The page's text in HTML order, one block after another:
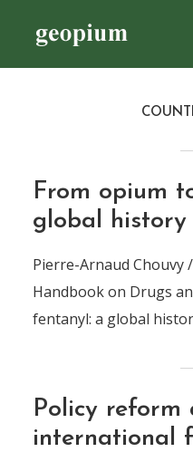
From opium
global history
Pierre-Arnaud Chouvy
Handbook on Drugs
fentanyl: a global
Policy reform
international